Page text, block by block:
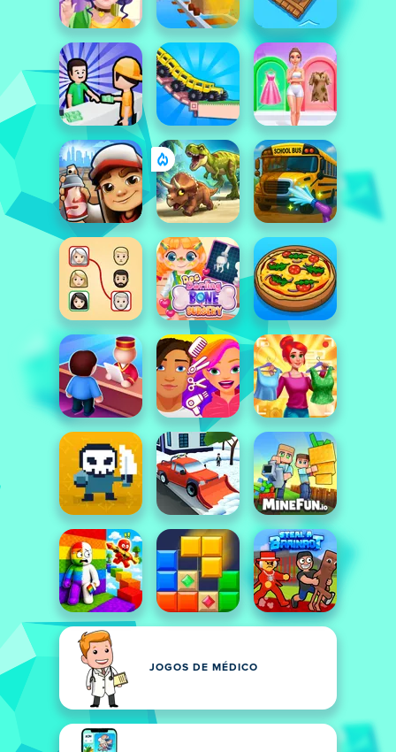
JOGOS DE MÉDICO